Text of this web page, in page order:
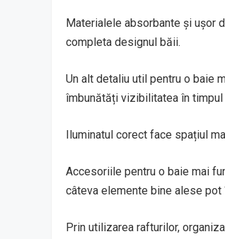
Materialele absorbante și ușor
completa designul băii.
Un alt detaliu util pentru o baie
îmbunătăți vizibilitatea în
Iluminatul corect face spațiul
Accesoriile pentru o baie mai
câteva elemente bine alese
Prin utilizarea rafturilor,